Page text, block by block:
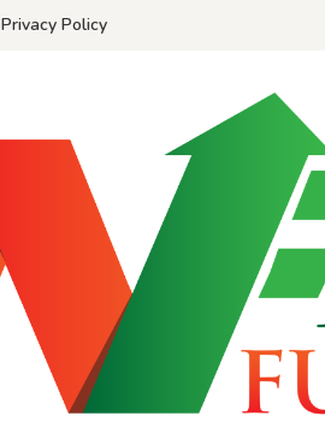
Privacy Policy